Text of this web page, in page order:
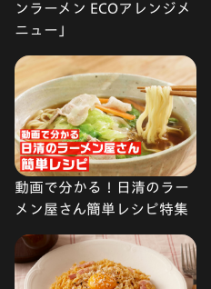
ンラーメン ECOアレンジメ
ニュー」
動画で分かる！日清のラー
メン屋さん簡単レシピ特集